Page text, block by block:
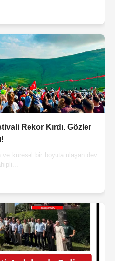
Rekor Kırdı, Gözler
ve küresel bir boyuta ulaşan dev